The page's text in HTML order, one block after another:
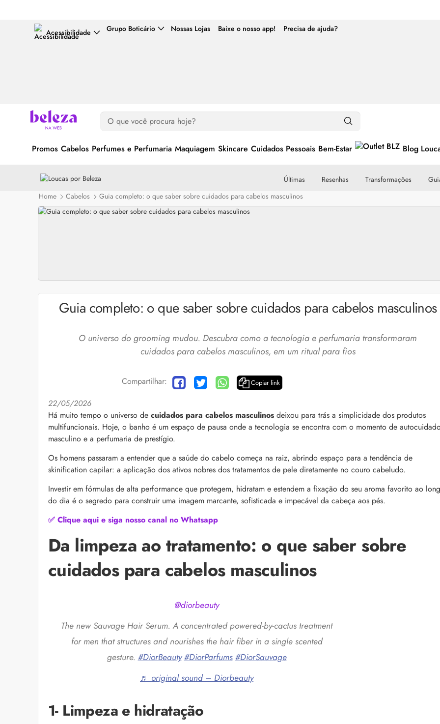
Acessibilidade Grupo Boticário Nossas Lojas Baixe o nosso app! Precisa de ajuda?
Promos Cabelos Perfumes e Perfumaria Maquiagem Skincare Cuidados Pessoais Bem-Estar Blog
Últimas Resenhas Transformações
Home
Cabelos Guia completo: o que saber sobre cuidados para cabelos masculinos
Guia completo: o que saber sobre cuidados para cabelos masculinos
O universo do grooming mudou. Descubra como a tecnologia e perfumaria transformaram
cuidados para cabelos masculinos, em um ritual para fios
Compartilhar: Copiar link
22/05/2026
Há muito tempo o universo de cuidados para cabelos masculinos deixou para trás a simplicidade dos produtos
multifuncionais. Hoje, o banho é um espaço de pausa onde a tecnologia se encontra com o momento de
masculino e a perfumaria de prestígio.
Os homens passaram a entender que a saúde do cabelo começa na raiz, abrindo espaço para a tendência de
skinification capilar: a aplicação dos ativos nobres dos tratamentos de pele diretamente no couro cabeludo.
Investir em fórmulas de alta performance que protegem, hidratam e estendem a fixação do seu aroma favorito ao
do dia é o segredo para construir uma imagem marcante, sofisticada e impecável da cabeça aos pés.
✅ Clique aqui e siga nosso canal no Whatsapp
Da limpeza ao tratamento: o que saber sobre
cuidados para cabelos masculinos
@diorbeauty
The new Sauvage Hair Serum. A concentrated powered-by-cactus treatment
for men that structures and nourishes the hair fiber in a single scented
gesture. #DiorBeauty #DiorParfums #DiorSauvage
♬ original sound – Diorbeauty
1- Limpeza e hidratação
Cuidados com a barba: 4 dicas e produtos
O expert Willy Morales revela 5 cuidados com a
barba para você incluir no dia a dia. Veja quais
as recomendações do barbeiro
Queda de cabelo masculina: causas,
e mais
minimizá-lo. Descubra como, aqui!
“Icônica, atemporal e lendária”: Rosalía e Calvin
Klein se unem para o lançamento dos novos
Euphoria Elixir
icônica linha Euphoria
Aproveite o App Day Beleza na Web!